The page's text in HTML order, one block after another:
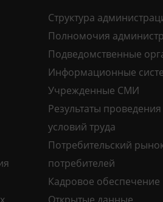
Структура
Полномочия
Подведомственные
Информационные
Учрежденные СМИ
Результаты
условий труда
Потребительский
потребителей
Кадровое обеспечение